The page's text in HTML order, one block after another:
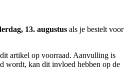
13. augustus als je bestelt voor
artikel op voorraad. Aanvulling is
wordt, kan dit invloed hebben op de